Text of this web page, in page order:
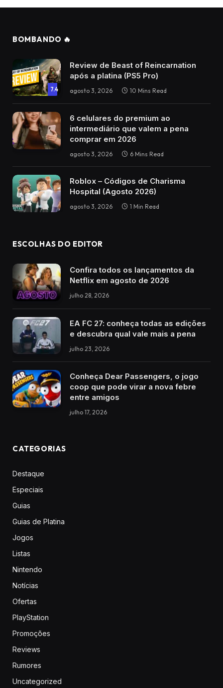
BOMBANDO 🔥
7.4
Review de Beast of Reincarnation
após a platina (PS5 Pro)
agosto 3, 2026 10 Mins Read
6 celulares do premium ao
intermediário que valem a pena
comprar em 2026
agosto 3, 2026 6 Mins Read
Roblox – Códigos de Charisma
Hospital (Agosto 2026)
agosto 3, 2026 1 Min Read
ESCOLHAS DO EDITOR
Confira todos os lançamentos da
Netflix em agosto de 2026
julho 28, 2026
EA FC 27: conheça todas as edições
e descubra qual vale mais a pena
julho 23, 2026
Conheça Dear Passengers, o jogo
coop que pode virar a nova febre
entre amigos
julho 17, 2026
CATEGORIAS
Destaque
Especiais
Guias
Guias de Platina
Jogos
Listas
Nintendo
Notícias
Ofertas
PlayStation
Promoções
Reviews
Rumores
Uncategorized